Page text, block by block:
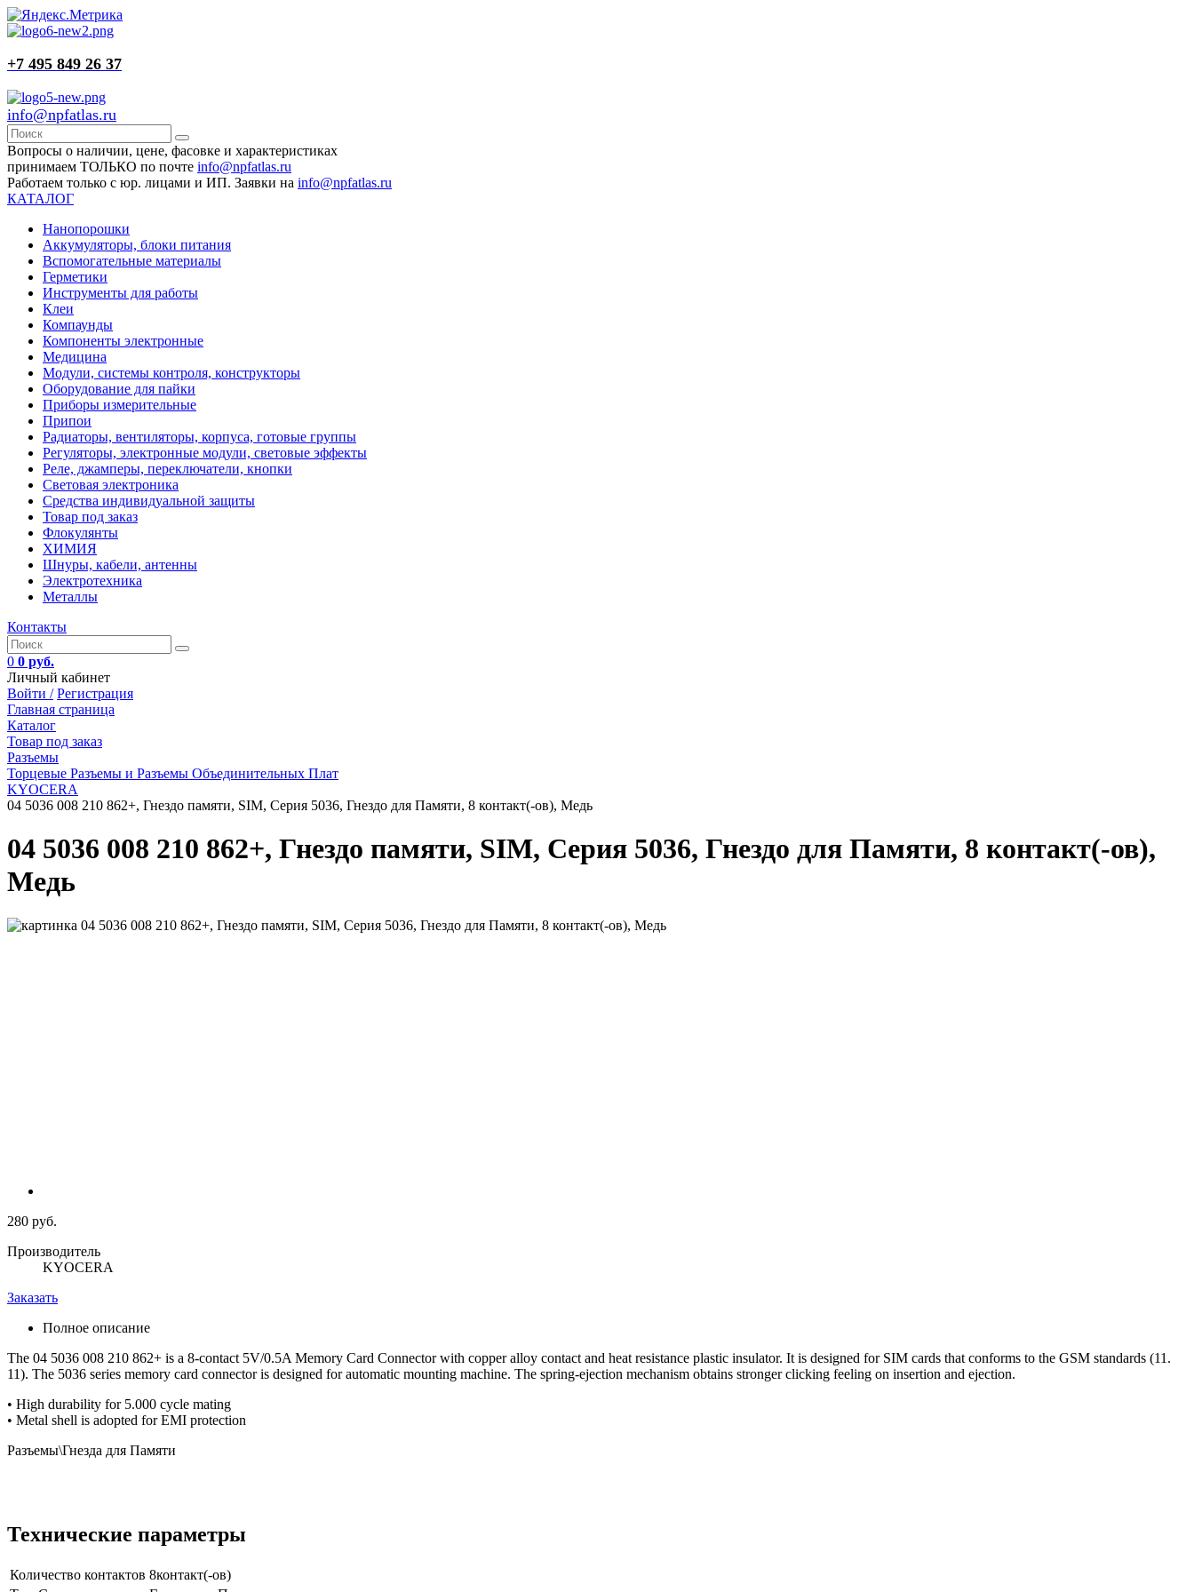
+7 495 849 26 37
info@npfatlas.ru
Вопросы о наличии, цене, фасовке и характеристиках
принимаем ТОЛЬКО по почте info@npfatlas.ru
Работаем только с юр. лицами и ИП. Заявки на info@npfatlas.ru
КАТАЛОГ
Нанопорошки
Аккумуляторы, блоки питания
Вспомогательные материалы
Герметики
Инструменты для работы
Клеи
Компаунды
Компоненты электронные
Медицина
Модули, системы контроля, конструкторы
Оборудование для пайки
Приборы измерительные
Припои
Радиаторы, вентиляторы, корпуса, готовые группы
Регуляторы, электронные модули, световые эффекты
Реле, джамперы, переключатели, кнопки
Световая электроника
Средства индивидуальной защиты
Товар под заказ
Флокулянты
ХИМИЯ
Шнуры, кабели, антенны
Электротехника
Металлы
Контакты
0 0 руб.
Личный кабинет
Войти / Регистрация
Главная страница
Каталог
Товар под заказ
Разъемы
Торцевые Разъемы и Разъемы Объединительных Плат
KYOCERA
04 5036 008 210 862+, Гнездо памяти, SIM, Серия 5036, Гнездо для Памяти, 8 контакт(-ов), Медь
04 5036 008 210 862+, Гнездо памяти, SIM, Серия 5036, Гнездо для Памяти, 8 контакт(-ов),
Медь
280 руб.
Производитель
KYOCERA
Заказать
Полное описание
The 04 5036 008 210 862+ is a 8-contact 5V/0.5A Memory Card Connector with copper alloy contact and heat resistance plastic insulator. It is designed for SIM cards that conforms to the GSM standards (11.
11). The 5036 series memory card connector is designed for automatic mounting machine. The spring-ejection mechanism obtains stronger clicking feeling on insertion and ejection.
• High durability for 5.000 cycle mating
• Metal shell is adopted for EMI protection
Разъемы\Гнезда для Памяти
Технические параметры
Количество контактов 8контакт(-ов)